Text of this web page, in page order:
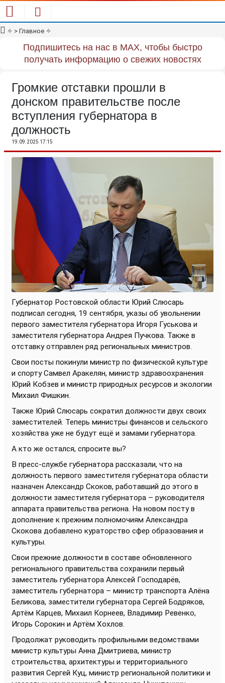
✧ > Главное ✧
Подпишитесь на нас в MAX, чтобы быстро
получать информацию о свежих новостях
Громкие отставки прошли в
донском правительстве после
вступления губернатора в
должность
19.09.2025 17:15
Губернатор Ростовской области Юрий Слюсарь
подписал сегодня, 19 сентября, указы об увольнении
первого заместителя губернатора Игоря Гуськова и
заместителя губернатора Андрея Пучкова. Также в
отставку отправлен ряд региональных министров.
Свои посты покинули министр по физической культуре
и спорту Самвел Аракелян, министр здравоохранения
Юрий Кобзев и министр природных ресурсов и экологии
Михаил Фишкин.
Также Юрий Слюсарь сократил должности двух своих
заместителей. Теперь министры финансов и сельского
хозяйства уже не будут ещё и замами губернатора.
А кто же остался, спросите вы?
В пресс-службе губернатора рассказали, что на
должность первого заместителя губернатора области
назначен Александр Скоков, работавший до этого в
должности заместителя губернатора – руководителя
аппарата правительства региона. На новом посту в
дополнение к прежним полномочиям Александра
Скокова добавлено кураторство сфер образования и
культуры.
Свои прежние должности в составе обновленного
регионального правительства сохранили первый
заместитель губернатора Алексей Господарёв,
заместитель губернатора – министр транспорта Алёна
Беликова, заместители губернатора Сергей Бодряков,
Артём Карцев, Михаил Корнеев, Владимир Ревенко,
Игорь Сорокин и Артём Хохлов.
Продолжат руководить профильными ведомствами
министр культуры Анна Дмитриева, министр
строительства, архитектуры и территориального
развития Сергей Куц, министр региональной политики и